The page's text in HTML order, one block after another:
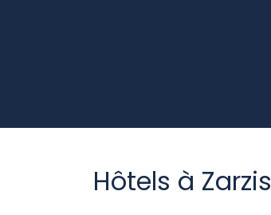
Hôtels à Zarzis